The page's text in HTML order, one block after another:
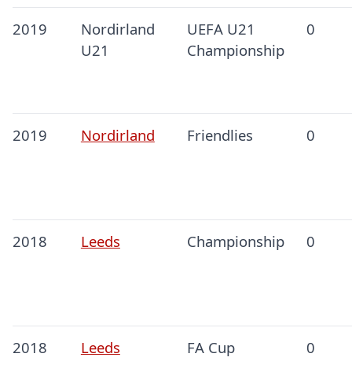
2019
Nordirland
U21
UEFA U21
Championship
0
2019 Nordirland Friendlies 0
2018 Leeds Championship 0
2018 Leeds FA Cup 0